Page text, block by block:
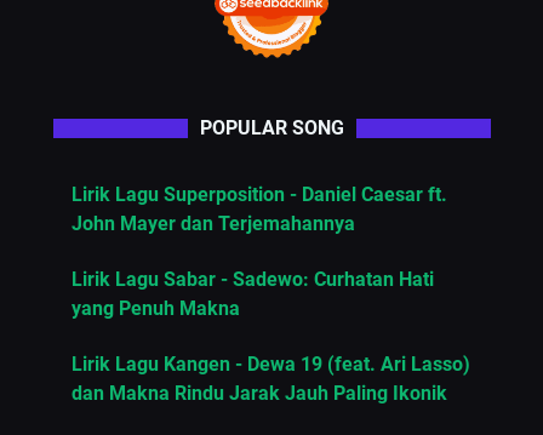
POPULAR SONG
Lirik Lagu Superposition - Daniel Caesar ft.
John Mayer dan Terjemahannya
Lirik Lagu Sabar - Sadewo: Curhatan Hati
yang Penuh Makna
Lirik Lagu Kangen - Dewa 19 (feat. Ari Lasso)
dan Makna Rindu Jarak Jauh Paling Ikonik